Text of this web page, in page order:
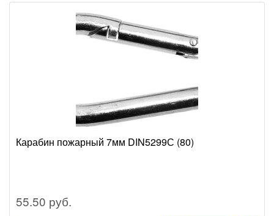
Карабин пожарный 7мм DIN5299С (80)
55.50 руб.